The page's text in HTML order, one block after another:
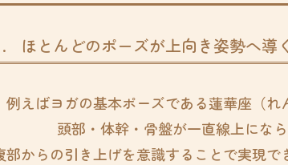
ほとんどのポーズが上向き姿勢へ導
例えばヨガの基本ポーズである蓮華座（れ
頭部・体幹・骨盤が一直線上にな
部からの引き上げを意識することで実現で